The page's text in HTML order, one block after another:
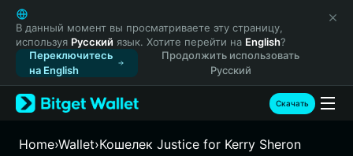
English
日本語
Tiếng Việt
Русский
Español (Latinoamérica)
Türkçe
Français
В данный момент вы просматриваете эту страницу,
используя Русский язык. Хотите перейти на English?
Переключитесь
на English
Продолжить использовать
Русский
Скачать
Home›Wallet›Кошелек Justice for Kerry Sheron